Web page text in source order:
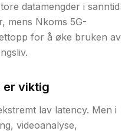
datamengder i sanntid
mens Nkoms 5G-
for å øke bruken av
er viktig
lav latency. Men i
videoanalyse,